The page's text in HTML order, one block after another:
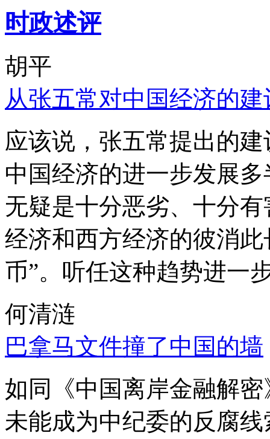
时政述评
胡平
从张五常对中国经济的
应该说，张五常提出的
中国经济的进一步发展
无疑是十分恶劣、十分
经济和西方经济的彼消
币”。听任这种趋势进一
何清涟
巴拿马文件撞了中国的墙
如同《中国离岸金融解
未能成为中纪委的反腐